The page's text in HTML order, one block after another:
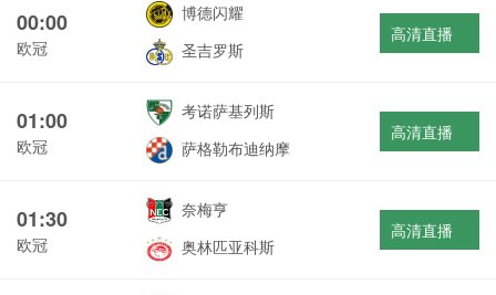
00:00
欧冠
博德闪耀
圣吉罗斯
高清直播
01:00
欧冠
考诺萨基列斯
萨格勒布迪纳摩
高清直播
01:30
欧冠
奈梅亨
奥林匹亚科斯
高清直播